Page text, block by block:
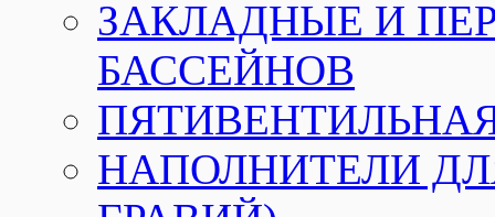
ЗАКЛАДНЫЕ И
БАССЕЙНОВ
НАПОЛНИТЕЛИ